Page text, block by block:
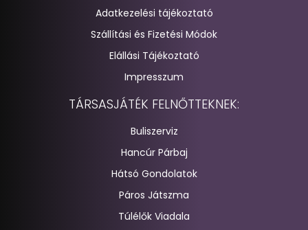
Adatkezelési tájékoztató
Szállítási és Fizetési Módok
Elállási Tájékoztató
Impresszum
TÁRSASJÁTÉK FELNŐTTEKNEK:
Buliszerviz
Hancúr Párbaj
Hátsó Gondolatok
Páros Játszma
Túlélők Viadala